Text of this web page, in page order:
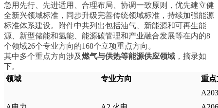
急用先行、先进适用、合理布局、协调一致原则，优先建立健
全新兴领域标准，同步升级完善传统领域标准，持续加强能源
标准体系建设。附件中共列出包括油气、新能源和可再生能
源、新型储能和氢能、能源碳管理和产业融合发展等在内的8
个领域26个专业方向的168个立项重点方向。
其中多个重点方向涉及燃气与供热等能源供应领域 ，摘录如
下。
领域
专业方向 重